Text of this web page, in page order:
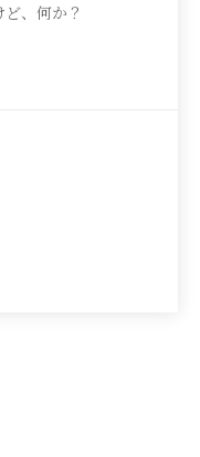
、何か？